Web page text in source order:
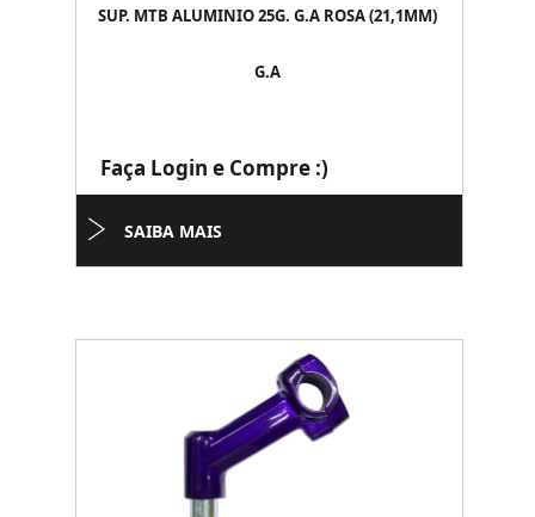
SUP. MTB ALUMINIO 25G. G.A ROSA (21,1MM)
G.A
Faça Login e Compre :)
SAIBA MAIS